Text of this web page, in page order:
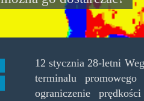
12 stycznia 28-letni
terminalu
ograniczenie